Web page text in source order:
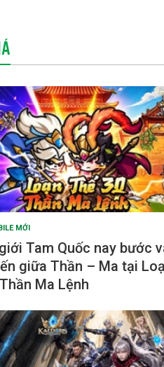
MỚI
Tam Quốc nay bước
giữa Thần – Ma tại
Ma Lệnh